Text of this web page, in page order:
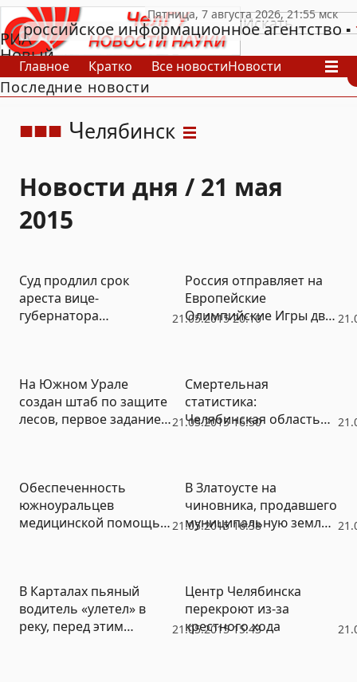
РИА
Новый
День
российское информационное агентство
Главное Кратко Все новостиНовости
В России
В мире
Последние новости
Челябинск
Новости дня / 21 мая
2015
21.05.2015 20:10
Суд продлил срок
ареста вице-
губернатора
Россия отправляет на
Европейские
Олимпийские Игры двух
21.05.2015 16:50
На Южном Урале
создан штаб по защите
лесов, первое задание –
Смертельная
статистика:
Челябинская область
21.05.2015 16:38
Обеспеченность
южноуральцев
медицинской помощью
пациентов просто не
хватит средств
В Златоусте на
чиновника, продавшего
муниципальную землю
21.05.2015 15:43
В Карталах пьяный
водитель «улетел» в
реку, перед этим
Центр Челябинска
перекроют из-за
крестного хода